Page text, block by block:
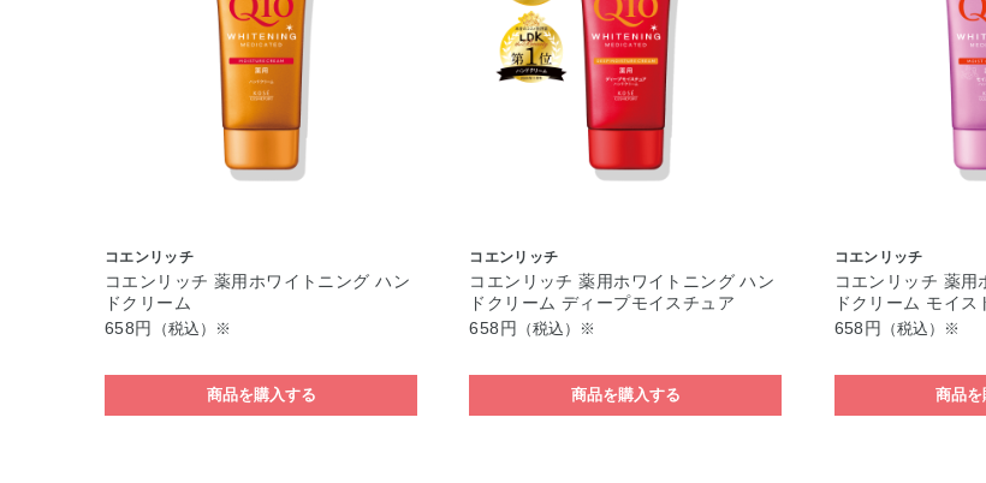
コエンリッチ
コエンリッチ 薬用ホワイトニング ハン
ドクリーム
658円
（税込）※
商品を購入する
コエンリッチ
コエンリッチ 薬用ホワイトニング ハン
ドクリーム ディープモイスチュア
658円
（税込）※
商品を購入する
コエンリッチ
コエンリッチ 薬用
ドクリーム モイス
658円
（税込）※
商品を